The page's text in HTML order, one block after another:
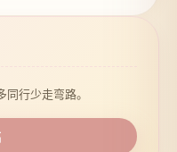
行少走弯路。